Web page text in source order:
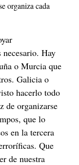
organiza cada
Hay
o Murcia que
Galicia o
hacerlo todo
de organizarse
que lo
en la tercera
Que
de nuestra